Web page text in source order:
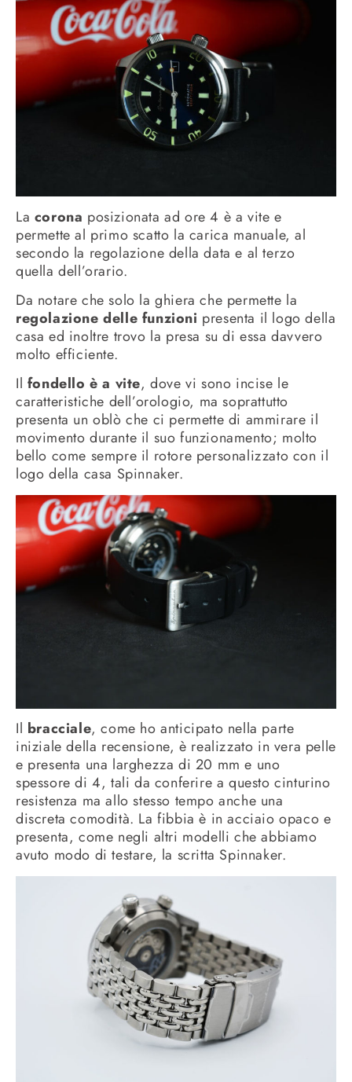
La corona posizionata ad ore 4 è a vite e
permette al primo scatto la carica manuale, al
secondo la regolazione della data e al terzo
quella dell’orario.
Da notare che solo la ghiera che permette la
regolazione delle funzioni presenta il logo della
casa ed inoltre trovo la presa su di essa davvero
molto efficiente.
Il fondello è a vite, dove vi sono incise le
caratteristiche dell’orologio, ma soprattutto
presenta un oblò che ci permette di ammirare il
movimento durante il suo funzionamento; molto
bello come sempre il rotore personalizzato con il
logo della casa Spinnaker.
Il bracciale, come ho anticipato nella parte
iniziale della recensione, è realizzato in vera pelle
e presenta una larghezza di 20 mm e uno
spessore di 4, tali da conferire a questo cinturino
resistenza ma allo stesso tempo anche una
discreta comodità. La fibbia è in acciaio opaco e
presenta, come negli altri modelli che abbiamo
avuto modo di testare, la scritta Spinnaker.